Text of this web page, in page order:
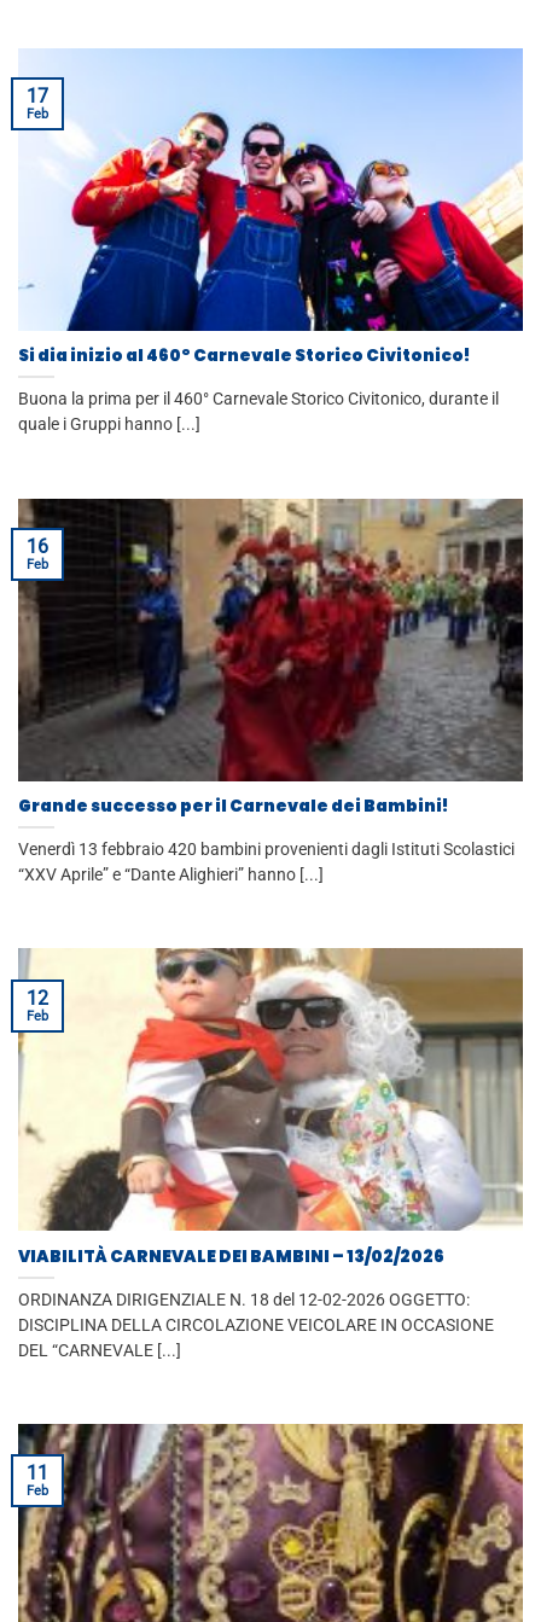
Si dia inizio al 460° Carnevale Storico Civitonico!
Buona la prima per il 460° Carnevale Storico Civitonico, durante il
quale i Gruppi hanno [...]
17
Feb
Grande successo per il Carnevale dei Bambini!
Venerdì 13 febbraio 420 bambini provenienti dagli Istituti Scolastici
“XXV Aprile” e “Dante Alighieri” hanno [...]
16
Feb
VIABILITÀ CARNEVALE DEI BAMBINI – 13/02/2026
ORDINANZA DIRIGENZIALE N. 18 del 12-02-2026 OGGETTO:
DISCIPLINA DELLA CIRCOLAZIONE VEICOLARE IN OCCASIONE
DEL “CARNEVALE [...]
12
Feb
11
Feb